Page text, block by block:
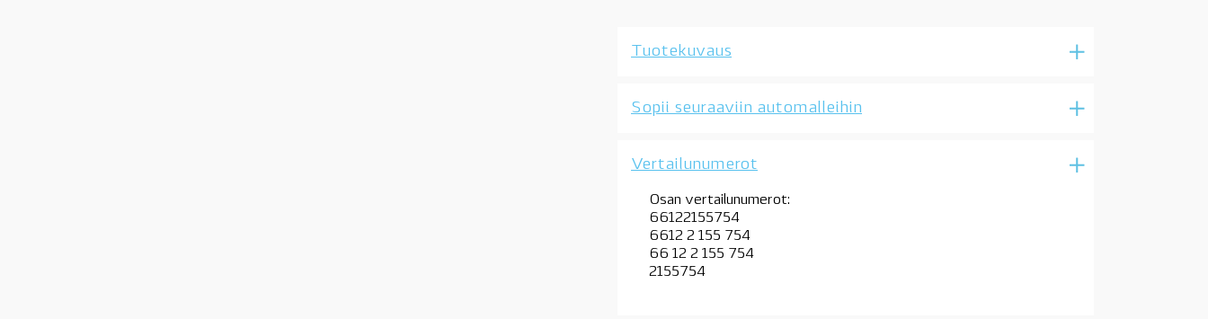
Tuotekuvaus
Sopii seuraaviin automalleihin
Vertailunumerot
Osan vertailunumerot:
66122155754
6612 2 155 754
66 12 2 155 754
2155754